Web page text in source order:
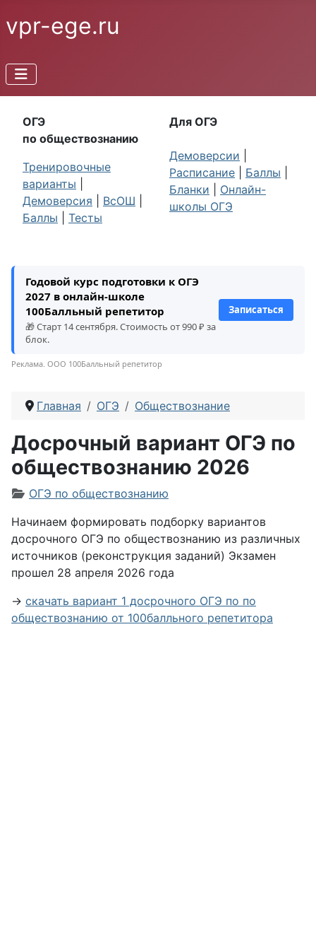
vpr-ege.ru
ОГЭ
по обществознанию
Тренировочные
варианты
Демоверсия
ВсОШ
Баллы
Тесты
Для ОГЭ
Демоверсии
Расписание
Баллы
Бланки
Онлайн-
школы ОГЭ
Годовой курс подготовки к ОГЭ
2027 в онлайн-школе
100Балльный репетитор
🎁 Старт 14 сентября. Стоимость от 990 ₽ за
блок.
Записаться
Реклама. ООО 100Балльный репетитор
Главная ОГЭ Обществознание
Досрочный вариант ОГЭ по
обществознанию 2026
Информация о материале
ОГЭ по обществознанию
Начинаем формировать подборку вариантов
досрочного ОГЭ по обществознанию из различных
источников (реконструкция заданий) Экзамен
прошел 28 апреля 2026 года
→ скачать вариант 1 досрочного ОГЭ по по
обществознанию от 100балльного репетитора